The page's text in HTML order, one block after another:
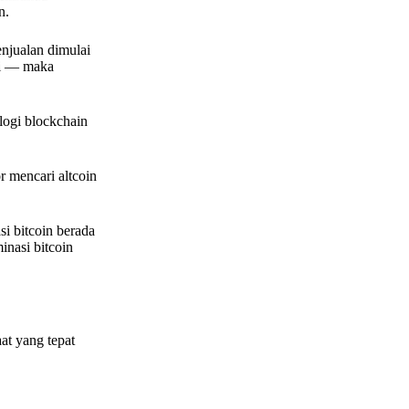
dimulai
— maka
blockchain
mencari altcoin
bitcoin berada
bitcoin
yang tepat